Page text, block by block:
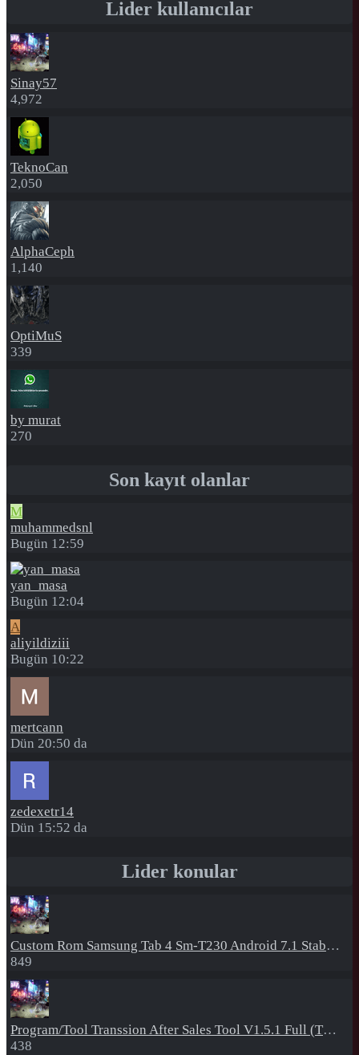
Lider kullanıcılar
Sinay57
4,972
TeknoCan
2,050
AlphaCeph
1,140
OptiMuS
339
by murat
270
Son kayıt olanlar
M
muhammedsnl
Bugün 12:59
yan_masa
Bugün 12:04
A
aliyildiziii
Bugün 10:22
mertcann
Dün 20:50 da
zedexetr14
Dün 15:52 da
Lider konular
Custom Rom Samsung Tab 4 Sm-T230 Android 7.1 Stabil Eba Destekli Yazılım
849
Program/Tool Transsion After Sales Tool V1.5.1 Full (Tüm Mtk Işlemcili Cihazları Meta Moda Alma)
438